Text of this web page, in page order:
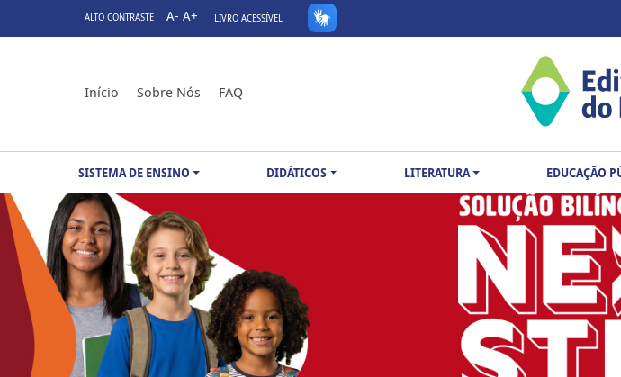
ALTO CONTRASTE A- A+ LIVRO ACESSÍVEL
Início Sobre Nós FAQ
SISTEMA DE ENSINO DIDÁTICOS LITERATURA EDUCAÇÃO